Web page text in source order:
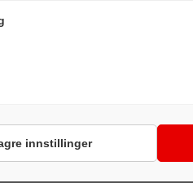
på havets bunn dersom
innstillinger